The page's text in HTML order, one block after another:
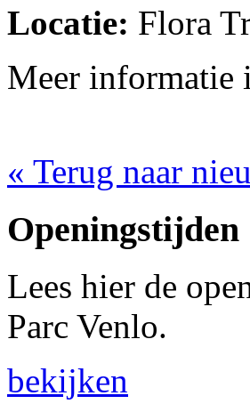
Locatie: Flora
Meer informatie
« Terug naar
Openingstijden
Lees hier de
Parc Venlo.
bekijken